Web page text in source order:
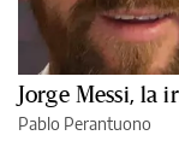
Jorge Messi, la
Pablo Perantuono